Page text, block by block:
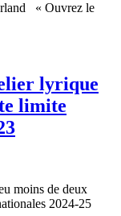
« Ouvrez le
lyrique
limite
moins de deux
2024-25